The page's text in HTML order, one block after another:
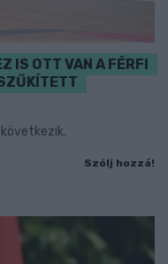
IS OTT VAN A FÉRFI
Szólj hozzá!